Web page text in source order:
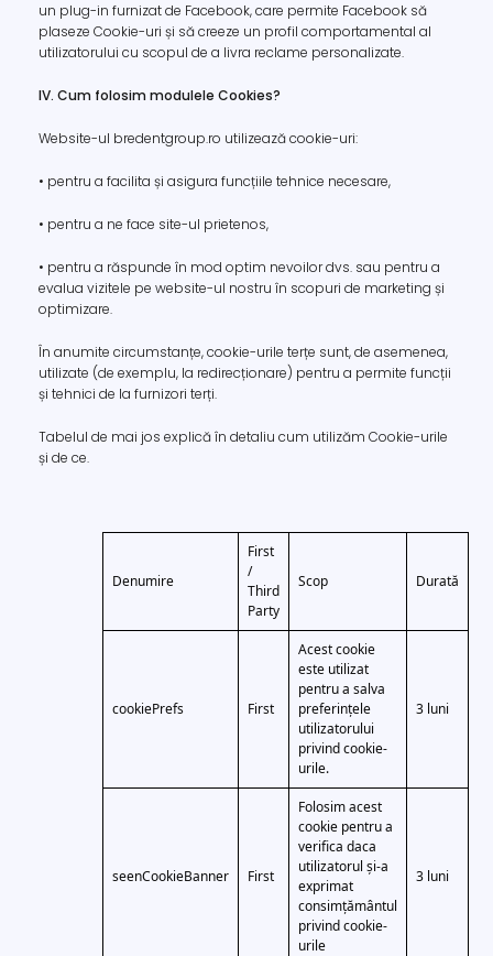
un plug-in furnizat de Facebook, care permite Facebook să
plaseze Cookie-uri și să creeze un profil comportamental al
utilizatorului cu scopul de a livra reclame personalizate.
IV. Cum folosim modulele Cookies?
Website-ul bredentgroup.ro utilizează cookie-uri:
• pentru a facilita și asigura funcțiile tehnice necesare,
• pentru a ne face site-ul prietenos,
• pentru a răspunde în mod optim nevoilor dvs. sau pentru a
evalua vizitele pe website-ul nostru în scopuri de marketing și
optimizare.
În anumite circumstanțe, cookie-urile terțe sunt, de asemenea,
utilizate (de exemplu, la redirecționare) pentru a permite funcții
și tehnici de la furnizori terți.
Tabelul de mai jos explică în detaliu cum utilizăm Cookie-urile
și de ce.
Denumire
First
/
Third
Party
Scop Durată
cookiePrefs First
Acest cookie
este utilizat
pentru a salva
preferințele
utilizatorului
privind cookie-
urile.
3 luni
seenCookieBanner First
Folosim acest
cookie pentru a
verifica daca
utilizatorul și-a
exprimat
consimțământul
privind cookie-
urile
3 luni